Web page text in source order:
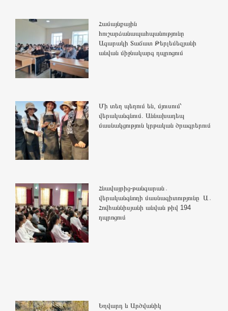
Համայնքային
հուշարձանապահպանությունը
Ագարակի Տաճատ Թերլեմեզյանի
անվան միջնակարգ դպրոցում
Մի տեղ պեղում են, մյուսում՝
վերականգնում. Աննախադեպ
մասնակցություն կրթական ծրագրերում
Հնավայրից-թանգարան․
վերականգնողի մասնագիտությունը Ա․
Հովհաննիսյանի անվան թիվ 194
դպրոցում
Եղվարդ և Արծվանիկ